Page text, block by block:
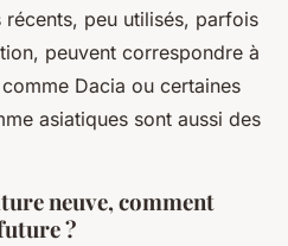
peu utilisés, parfois
peuvent correspondre à
Dacia ou certaines
asiatiques sont aussi des
neuve, comment
?